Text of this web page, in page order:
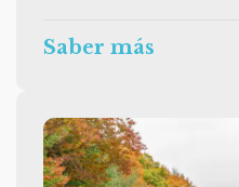
Saber más